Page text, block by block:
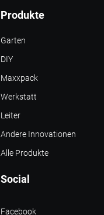
Produkte
Social
Garten
DIY
Maxxpack
Werkstatt
Leiter
Alle Produkte
Andere Innovationen
Facebook